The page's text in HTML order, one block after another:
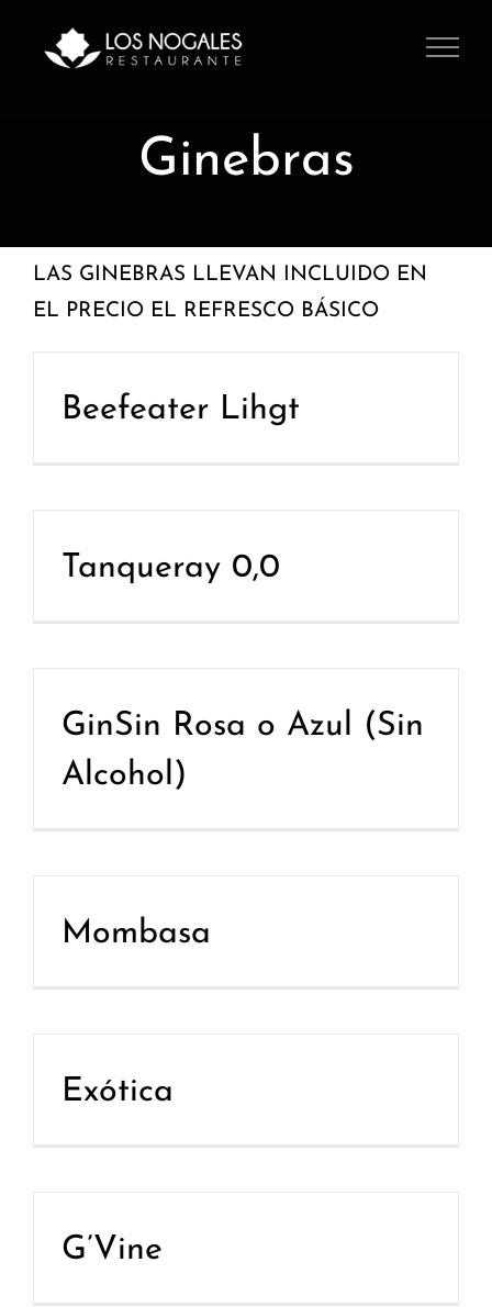
Ginebras
LAS GINEBRAS LLEVAN INCLUIDO EN
EL PRECIO EL REFRESCO BÁSICO
Beefeater Lihgt
Tanqueray 0,0
GinSin Rosa o Azul (Sin
Alcohol)
Mombasa
Exótica
G’Vine